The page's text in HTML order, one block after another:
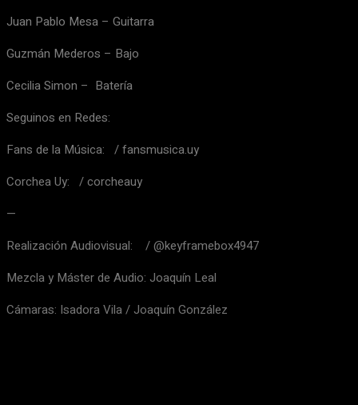
Juan Pablo Mesa – Guitarra
Guzmán Mederos – Bajo
Cecilia Simon – Batería
Seguinos en Redes:
Fans de la Música: / fansmusica.uy
Corchea Uy: / corcheauy
—
Realización Audiovisual: / @keyframebox4947
Mezcla y Máster de Audio: Joaquín Leal
Cámaras: Isadora Vila / Joaquín González